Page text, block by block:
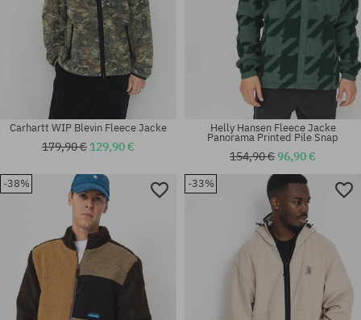
Verfügbare Größen:
Verfügbare Größen:
Carhartt WIP Blevin Fleece Jacke
179,90 € 129,90 €
Helly Hansen Fleece Jacke
Panorama Printed Pile Snap
154,90 €96,90 €
-38% -33%